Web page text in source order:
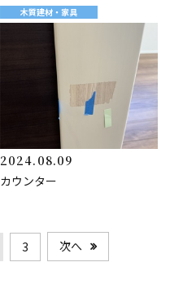
木質建材・家具
2024.08.09
カウンター
3 次へ